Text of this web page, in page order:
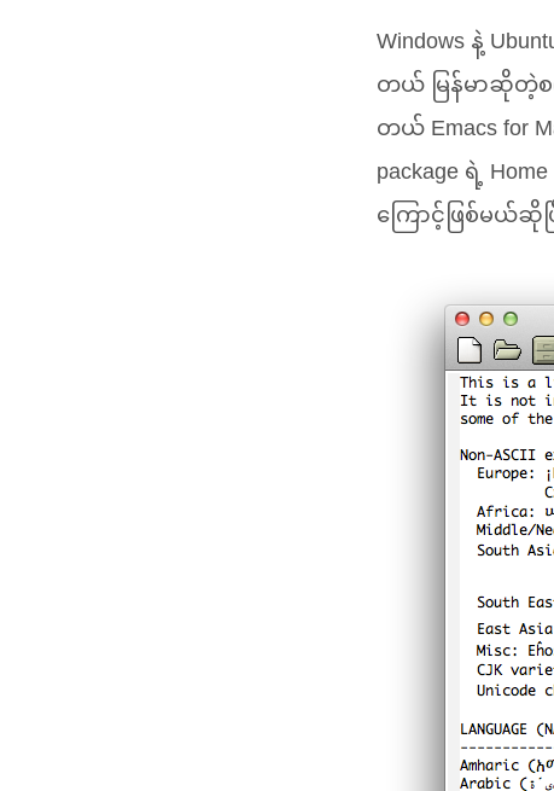
Windows နဲ့
တယ် မြန်မာဆိုတဲ့
တယ် Emacs for
package ရဲ့
ကြောင့်ဖြစ်မယ်